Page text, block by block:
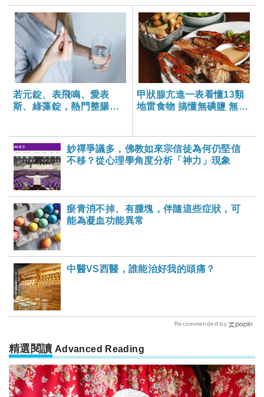
若元錠、表飛鳴、愛表
斯、綠藻錠，熱門整腸保
甲狀腺亢進一表看懂13類
地雷食物 搞懂無碘鹽 無碘
妙禪爭議多，佛教如來宗信徒為何仍堅信
不移？從心理學角度分析「神力」現象
瘀青消不掉、有腫塊，伴隨這些症狀，可
能為凝血功能異常
中醫VS西醫，誰能治好我的頭痛？
Recommended by
精選閱讀 Advanced Reading